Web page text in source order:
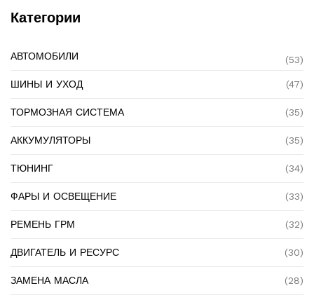
Категории
АВТОМОБИЛИ (53)
ШИНЫ И УХОД (47)
ТОРМОЗНАЯ СИСТЕМА (35)
АККУМУЛЯТОРЫ (35)
ТЮНИНГ (34)
ФАРЫ И ОСВЕЩЕНИЕ (33)
РЕМЕНЬ ГРМ (32)
ДВИГАТЕЛЬ И РЕСУРС (30)
ЗАМЕНА МАСЛА (28)